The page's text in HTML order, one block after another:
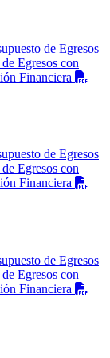
de Egresos
Egresos con
Financiera
de Egresos
Egresos con
Financiera
de Egresos
Egresos con
Financiera